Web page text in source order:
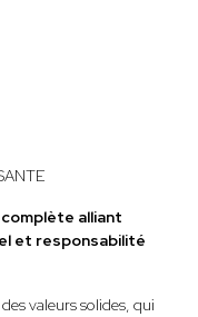
alliant
et responsabilité
valeurs solides, qui